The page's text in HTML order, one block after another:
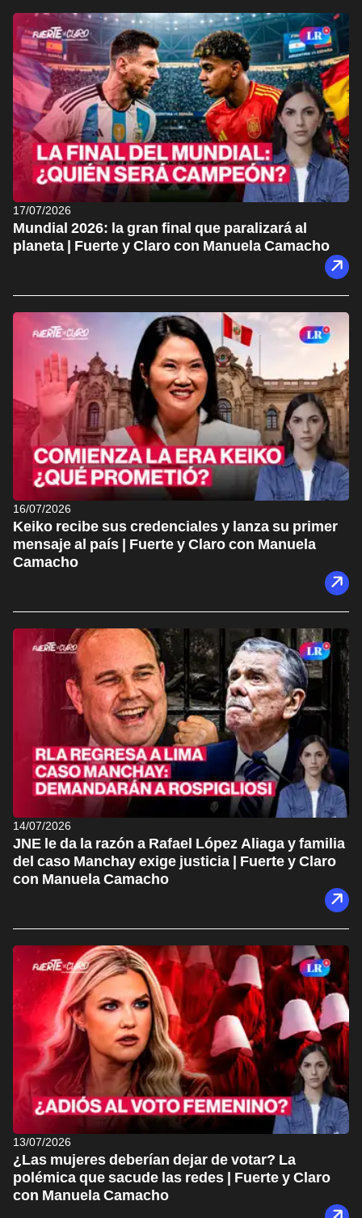
17/07/2026
Mundial 2026: la gran final que paralizará al
planeta | Fuerte y Claro con Manuela Camacho
16/07/2026
Keiko recibe sus credenciales y lanza su primer
mensaje al país | Fuerte y Claro con Manuela
Camacho
14/07/2026
JNE le da la razón a Rafael López Aliaga y familia
del caso Manchay exige justicia | Fuerte y Claro
con Manuela Camacho
13/07/2026
¿Las mujeres deberían dejar de votar? La
polémica que sacude las redes | Fuerte y Claro
con Manuela Camacho